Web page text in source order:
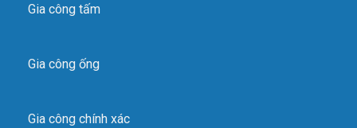
Gia công tấm
Gia công ống
Gia công chính xác